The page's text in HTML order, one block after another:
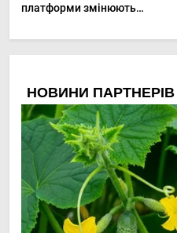
платформи змінюють
овочами